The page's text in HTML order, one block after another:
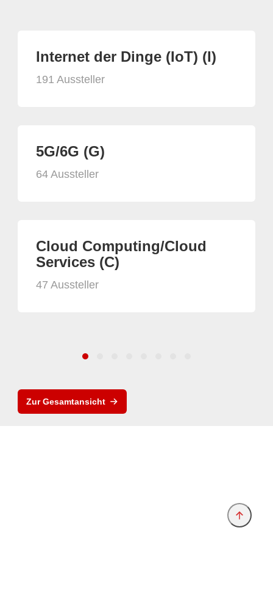
Internet der Dinge (IoT) (I)
191 Aussteller
5G/6G (G)
64 Aussteller
Cloud Computing/Cloud
Services (C)
47 Aussteller
Zur Gesamtansicht